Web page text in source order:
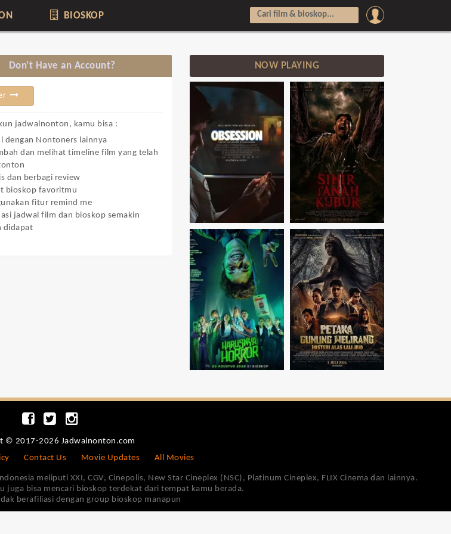
BIOSKOP
Don't Have an Account?
jadwalnonton, kamu bisa :
dengan Nontoners lainnya
dan melihat timeline film yang telah
dan berbagi review
bioskop favoritmu
fitur remind me
jadwal film dan bioskop semakin
didapat
NOW PLAYING
© 2017-2026 Jadwalnonton.com
Contact Us Movie Updates All Movies
meliputi XXI, CGV, Cinepolis, New Star Cineplex (NSC), Platinum Cineplex, FLIX Cinema dan lainnya.
juga bisa mencari bioskop terdekat dari tempat kamu berada.
berafiliasi dengan group bioskop manapun